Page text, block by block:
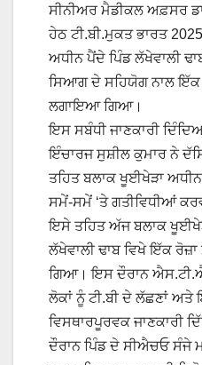
ਸੀਨੀਅਰ ਮੈਡੀਕਲ ਅਫ਼ਸਰ
ਹੇਠ ਟੀ.ਬੀ.ਮੁਕਤ ਭਾਰਤ
ਅਧੀਨ ਪੈਂਦੇ ਪਿੰਡ ਲੱਖੇਵਾਲੀ
ਸਿਆਗ ਦੇ ਸਹਿਯੋਗ ਨਾਲ ਇੱਕ
ਲਗਾਇਆ ਗਿਆ।
ਇਸ ਸਬੰਧੀ ਜਾਣਕਾਰੀ
ਇੰਚਾਰਜ ਸੁਸ਼ੀਲ ਕੁਮਾਰ ਨੇ
ਤਹਿਤ ਬਲਾਕ ਖੂਈਖੇੜਾ
ਸਮੇਂ-ਸਮੇਂ ‘ਤੇ ਗਤੀਵਿਧੀਆਂ
ਇਸੇ ਤਹਿਤ ਅੱਜ ਬਲਾਕ
ਲੱਖੇਵਾਲੀ ਢਾਬ ਵਿਖੇ ਇੱਕ
ਗਿਆ। ਇਸ ਦੌਰਾਨ
ਲੋਕਾਂ ਨੂੰ ਟੀ.ਬੀ ਦੇ ਲੱਛਣਾਂ
ਵਿਸਥਾਰਪੂਰਵਕ ਜਾਣਕਾਰੀ
ਦੌਰਾਨ ਪਿੰਡ ਦੇ ਸੀਐਚਓ ਸੰਜੇ